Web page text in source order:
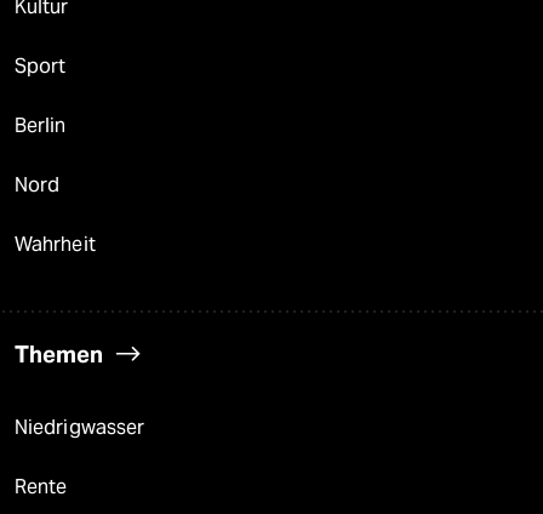
Kultur
Sport
Berlin
Nord
Wahrheit
Themen
Niedrigwasser
Rente